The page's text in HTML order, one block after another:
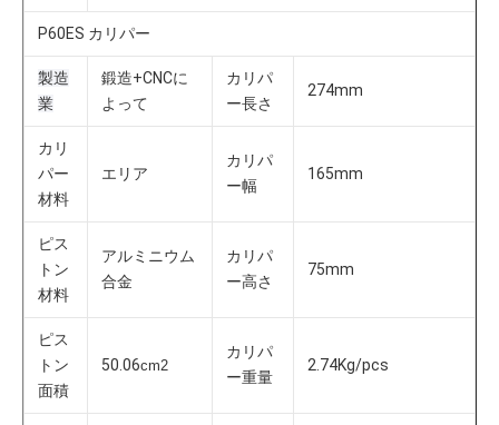
P60ES カリパー
製造
業
鍛造+CNCに
よって
カリパ
ー長さ
274mm
カリ
パー
材料
エリア
カリパ
ー幅
165mm
ピス
トン
材料
アルミニウム
合金
カリパ
ー高さ
75mm
ピス
トン
面積
50.06cm2
カリパ
ー重量
2.74Kg/pcs